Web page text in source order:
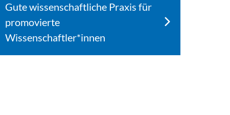
Gute wissenschaftliche Praxis für
promovierte
Wissenschaftler*innen